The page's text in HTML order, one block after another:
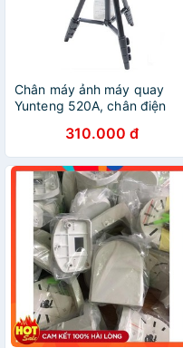
Chân máy ảnh máy quay
Yunteng 520A, chân điện
310.000 đ